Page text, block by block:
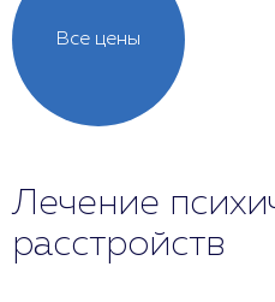
Все цены
Лечение
расстройств